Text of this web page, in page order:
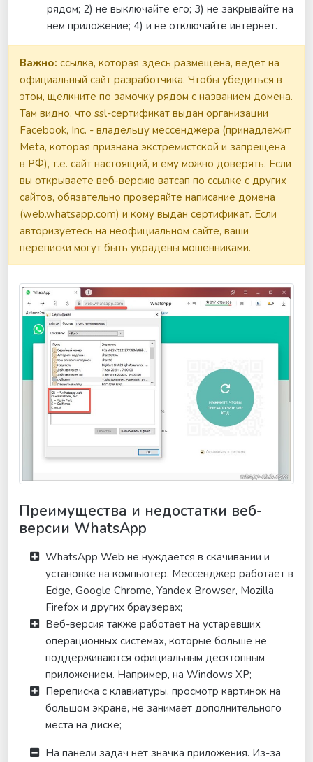
рядом; 2) не выключайте его; 3) не закрывайте на
нем приложение; 4) и не отключайте интернет.
Важно: ссылка, которая здесь размещена, ведет на
официальный сайт разработчика. Чтобы убедиться в
этом, щелкните по замочку рядом с названием домена.
Там видно, что ssl-сертификат выдан организации
Facebook, Inc. - владельцу мессенджера (принадлежит
Meta, которая признана экстремистской и запрещена
в РФ), т.е. сайт настоящий, и ему можно доверять. Если
вы открываете веб-версию ватсап по ссылке с других
сайтов, обязательно проверяйте написание домена
(web.whatsapp.com) и кому выдан сертификат. Если
авторизуетесь на неофициальном сайте, ваши
переписки могут быть украдены мошенниками.
Преимущества и недостатки веб-
версии WhatsApp
WhatsApp Web не нуждается в скачивании и
установке на компьютер. Мессенджер работает в
Edge, Google Chrome, Yandex Browser, Mozilla
Firefox и других браузерах;
Веб-версия также работает на устаревших
операционных системах, которые больше не
поддерживаются официальным десктопным
приложением. Например, на Windows XP;
Переписка с клавиатуры, просмотр картинок на
большом экране, не занимает дополнительного
места на диске;
На панели задач нет значка приложения. Из-за